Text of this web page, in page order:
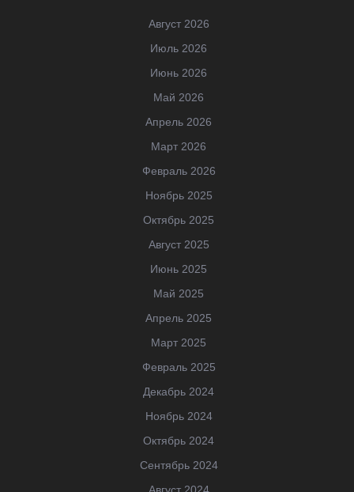
Август 2026
Июль 2026
Июнь 2026
Май 2026
Апрель 2026
Март 2026
Февраль 2026
Ноябрь 2025
Октябрь 2025
Август 2025
Июнь 2025
Май 2025
Апрель 2025
Март 2025
Февраль 2025
Декабрь 2024
Ноябрь 2024
Октябрь 2024
Сентябрь 2024